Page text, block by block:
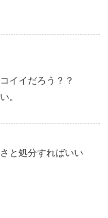
イイだろう？？
。
と処分すればいい